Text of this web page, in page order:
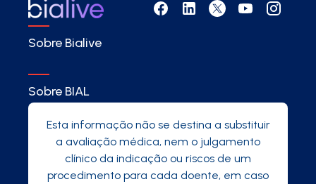
Sobre Bialive
Sobre BIAL
Esta informação não se destina a substituir
a avaliação médica, nem o julgamento
clínico da indicação ou riscos de um
procedimento para cada doente, em caso